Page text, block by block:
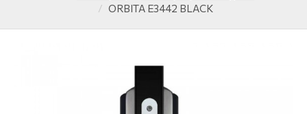
ORBITA E3442 BLACK